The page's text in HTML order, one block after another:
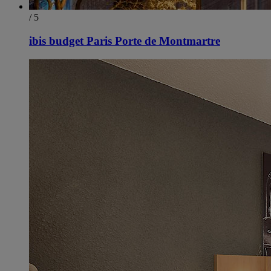
/ 5
ibis budget Paris Porte de Montmartre